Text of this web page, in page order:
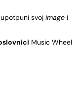
upotpuni svoj image i
Music Wheel